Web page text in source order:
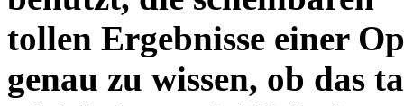
tollen Ergebnisse einer
genau zu wissen, ob das